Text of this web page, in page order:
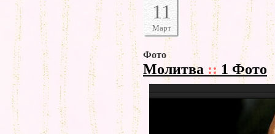
11
Март
Фото
Молитва :: 1 Фото